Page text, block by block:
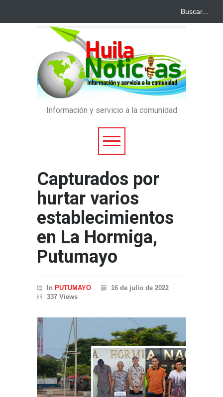
Información y servicio a la comunidad
Capturados por
hurtar varios
establecimientos
en La Hormiga,
Putumayo
In PUTUMAYO
16 de julio de 2022
337 Views